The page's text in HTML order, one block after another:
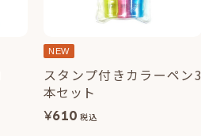
NEW
スタンプ付きカラーペン3
本セット
¥610 税込